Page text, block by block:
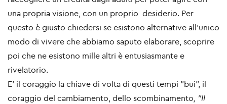
una propria visione, con un proprio desiderio. Per
questo è giusto chiedersi se esistono alternative all’unico
modo di vivere che abbiamo saputo elaborare, scoprire
poi che ne esistono mille altri è entusiasmante e
rivelatorio.
E' il coraggio la chiave di volta di questi tempi "bui", il
coraggio del cambiamento, dello scombinamento, "Il